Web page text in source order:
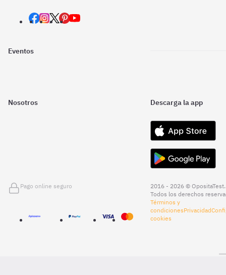
Eventos
Nosotros Descarga la app
Pago online seguro
2016 - 2026 © OpositaTest.
Todos los derechos
Términos y
condicionesPrivacidad
cookies